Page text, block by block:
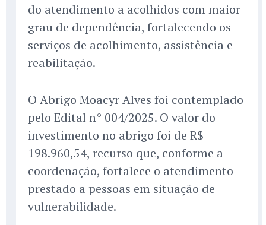
do atendimento a acolhidos com maior
grau de dependência, fortalecendo os
serviços de acolhimento, assistência e
reabilitação.
O Abrigo Moacyr Alves foi contemplado
pelo Edital n° 004/2025. O valor do
investimento no abrigo foi de R$
198.960,54, recurso que, conforme a
coordenação, fortalece o atendimento
prestado a pessoas em situação de
vulnerabilidade.